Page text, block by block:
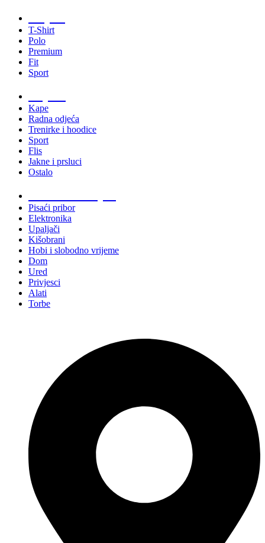
T-Shirt
Polo
Premium
Fit
Sport
Kape
Radna odjeća
Trenirke i hoodice
Sport
Flis
Jakne i prsluci
Ostalo
Pisaći pribor
Elektronika
Upaljači
Kišobrani
Hobi i slobodno vrijeme
Dom
Ured
Privjesci
Alati
Torbe